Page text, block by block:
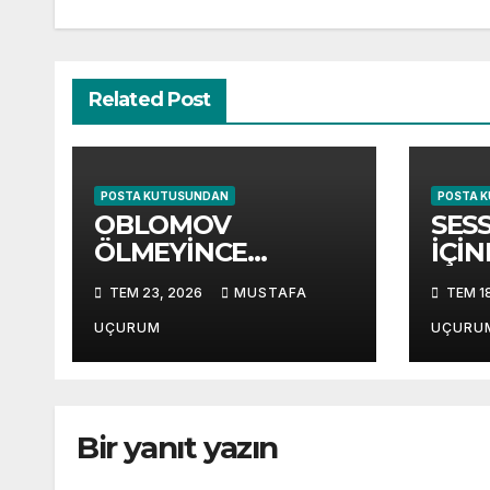
Related Post
POSTA KUTUSUNDAN
OBLOMOV
ÖLMEYİNCE
OLACAK OLANLAR
TEM 23, 2026 MUSTAFA
UÇURUM
POSTA
TEM
Bir yanıt yazın